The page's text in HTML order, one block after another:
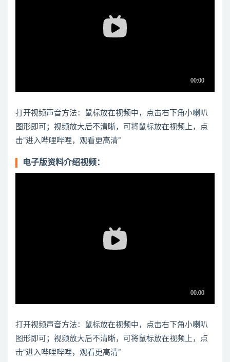
打开视频声音方法：鼠标放在视频中，点击右下角小喇叭
图形即可；视频放大后不清晰，可将鼠标放在视频上，点
击“进入哔哩哔哩，观看更高清”
电子版资料介绍视频：
打开视频声音方法：鼠标放在视频中，点击右下角小喇叭
图形即可；视频放大后不清晰，可将鼠标放在视频上，点
击“进入哔哩哔哩，观看更高清”